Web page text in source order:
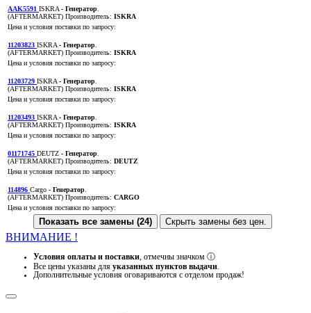
AAK5591 ISKRA- Генератор.
(AFTERMARKET) Производитель: ISKRA
Цена и условия поставки по запросу:
11203823 ISKRA- Генератор.
(AFTERMARKET) Производитель: ISKRA
Цена и условия поставки по запросу:
11203729 ISKRA- Генератор.
(AFTERMARKET) Производитель: ISKRA
Цена и условия поставки по запросу:
11203493 ISKRA- Генератор.
(AFTERMARKET) Производитель: ISKRA
Цена и условия поставки по запросу:
01171745 DEUTZ - Генератор.
(AFTERMARKET) Производитель: DEUTZ
Цена и условия поставки по запросу:
114896 Cargo - Генератор.
(AFTERMARKET) Производитель: CARGO
Цена и условия поставки по запросу:
Показать все замены (24) Скрыть замены без цен.
ВНИМАНИЕ !
Условия оплаты и поставки , отмечны значком ⓘ
Все цены указаны для указанных пунктов выдачи
Дополнительные условия оговариваются с отделом продаж!